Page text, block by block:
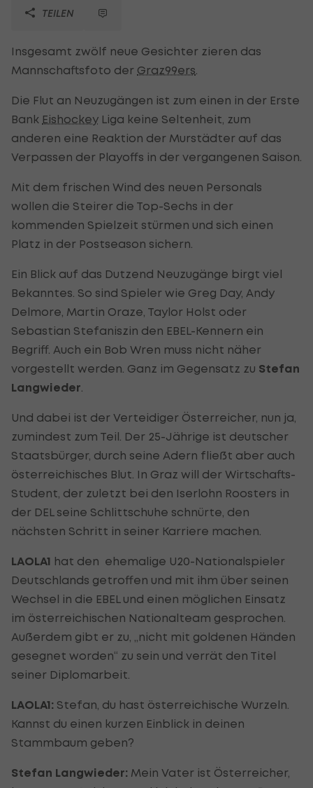
TEILEN
Insgesamt zwölf neue Gesichter zieren das
Mannschaftsfoto der Graz99ers
Die Flut an Neuzugängen ist zum einen in der Erste
Bank Eishockey Liga keine Seltenheit, zum
anderen eine Reaktion der Murstädter auf das
Verpassen der Playoffs in der vergangenen Saison.
Mit dem frischen Wind des neuen Personals
wollen die Steirer die Top-Sechs in der
kommenden Spielzeit stürmen und sich einen
Platz in der Postseason sichern.
Ein Blick auf das Dutzend Neuzugänge birgt viel
Bekanntes. So sind Spieler wie Greg Day, Andy
Delmore, Martin Oraze, Taylor Holst oder
Sebastian Stefaniszin den EBEL-Kennern ein
Begriff. Auch ein Bob Wren muss nicht näher
vorgestellt werden. Ganz im Gegensatz zu Stefan
Langwieder
Und dabei ist der Verteidiger Österreicher, nun ja,
zumindest zum Teil. Der 25-Jährige ist deutscher
Staatsbürger, durch seine Adern fließt aber auch
österreichisches Blut. In Graz will der Wirtschafts-
Student, der zuletzt bei den Iserlohn Roosters in
der DEL seine Schlittschuhe schnürte, den
nächsten Schritt in seiner Karriere machen.
LAOLA1 hat den ehemalige U20-Nationalspieler
Deutschlands getroffen und mit ihm über seinen
Wechsel in die EBEL und einen möglichen Einsatz
im österreichischen Nationalteam gesprochen.
Außerdem gibt er zu, „nicht mit goldenen Händen
gesegnet worden“ zu sein und verrät den Titel
seiner Diplomarbeit.
LAOLA1: Stefan, du hast österreichische Wurzeln.
Kannst du einen kurzen Einblick in deinen
Stammbaum geben?
Stefan Langwieder: Mein Vater ist Österreicher,